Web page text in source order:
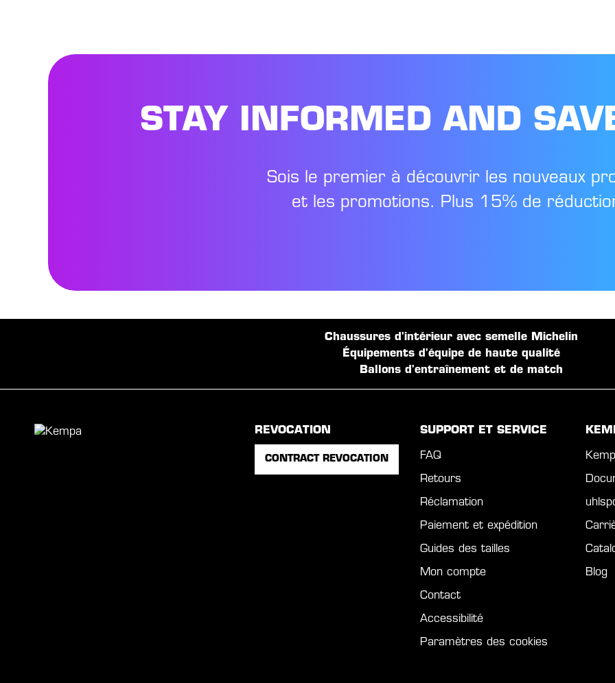
STAY INFORMED AND
Sois le premier à découvrir les nouveaux
et les promotions. Plus 15% de
Chaussures d'intérieur avec semelle Michelin
Équipements d'équipe de haute qualité
Ballons d'entraînement et de match
REVOCATION
CONTRACT REVOCATION
SUPPORT ET SERVICE
FAQ
Retours
Réclamation
Paiement et expédition
Guides des tailles
Mon compte
Contact
Accessibilité
Paramètres des cookies
Blog